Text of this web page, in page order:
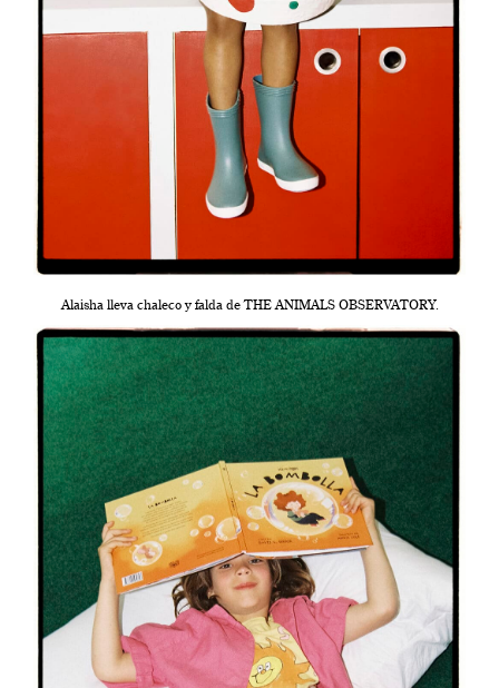
Alaisha lleva chaleco y falda de THE ANIMALS OBSERVATORY.